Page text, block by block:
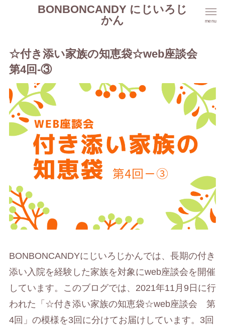
BONBONCANDY にじいろじ
かん
menu
☆付き添い家族の知恵袋☆web座談会
第4回-③
BONBONCANDYにじいろじかんでは、長期の付き
添い入院を経験した家族を対象にweb座談会を開催
しています。このブログでは、2021年11月9日に行
われた「☆付き添い家族の知恵袋☆web座談会 第
4回」の模様を3回に分けてお届けしています。3回